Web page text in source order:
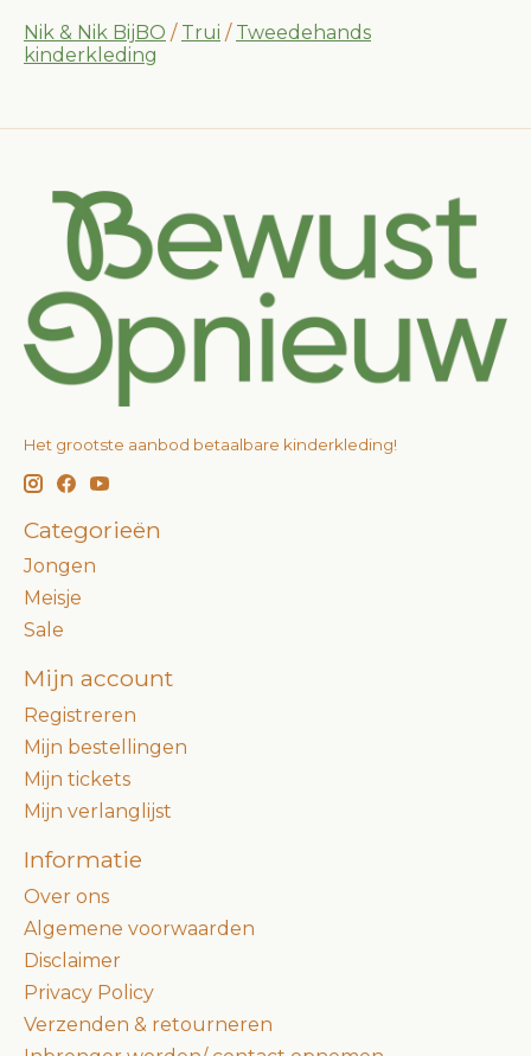
Nik & Nik BijBO / Trui / Tweedehands
kinderkleding
Het grootste aanbod betaalbare kinderkleding!
Categorieën
Jongen
Meisje
Sale
Mijn account
Registreren
Mijn bestellingen
Mijn tickets
Mijn verlanglijst
Informatie
Over ons
Algemene voorwaarden
Disclaimer
Privacy Policy
Verzenden & retourneren